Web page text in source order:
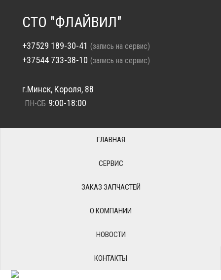
СТО "ФЛАЙВИЛ"
+37529 189-30-41 (запись на сервис)
+37544 733-38-10 (запись на сервис)
г.Минск, Короля, 88
ПН-СБ 9:00-18:00
ГЛАВНАЯ
СЕРВИС
ЗАКАЗ ЗАПЧАСТЕЙ
О КОМПАНИИ
НОВОСТИ
КОНТАКТЫ